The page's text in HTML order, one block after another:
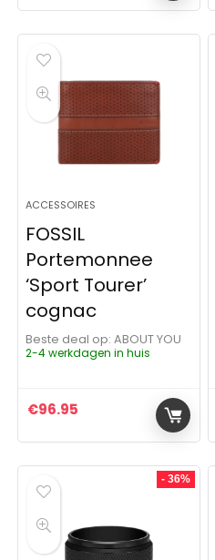
ACCESSOIRES
FOSSIL
Portemonnee
‘Sport Tourer’
cognac
Beste deal op:
ABOUT YOU
2-4 werkdagen in huis
€96.95
- 36%